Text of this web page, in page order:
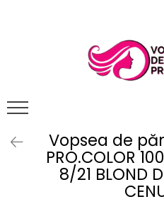
SHOT
Vopsea de
PRO.COLOR
8/21 BLOND